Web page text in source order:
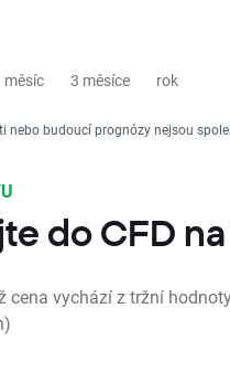
měsíc 3 měsíce rok
nebo budoucí prognózy nejsou
do CFD na
cena vychází z tržní